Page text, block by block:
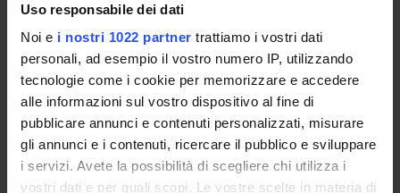
Uso responsabile dei dati
Noi e i nostri 1022 partner trattiamo i vostri dati
personali, ad esempio il vostro numero IP, utilizzando
tecnologie come i cookie per memorizzare e accedere
alle informazioni sul vostro dispositivo al fine di
pubblicare annunci e contenuti personalizzati, misurare
gli annunci e i contenuti, ricercare il pubblico e sviluppare
i servizi. Avete la possibilità di scegliere chi utilizza i
vostri dati e per quali scopi. Le vostre scelte in materia di
Professore associato
ATTIVITÀ
AREE DI RICERCA